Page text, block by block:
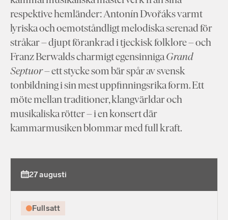
respektive hemländer: Antonín Dvořáks varmt
lyriska och oemotståndligt melodiska serenad för
stråkar – djupt förankrad i tjeckisk folklore – och
Franz Berwalds charmigt egensinniga Grand
Septuor– ett stycke som bär spår av svensk
tonbildning i sin mest uppfinningsrika form. Ett
möte mellan traditioner, klangvärldar och
musikaliska rötter – i en konsert där
kammarmusiken blommar med full kraft.
27 augusti
Fullsatt